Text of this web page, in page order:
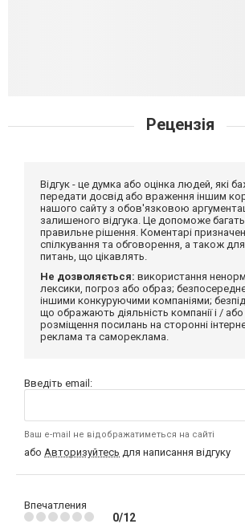
Рецензія
Відгук - це думка або оцінка людей, які
передати досвід або враження іншим
нашого сайту з обов'язковою
залишеного відгука. Це допоможе
правильне рішення. Коментарі
спілкування та обговорення, а також
питань, що цікавлять.
Не дозволяється: використання
лексики, погроз або образ;
іншими конкуруючими компаніями;
що ображають діяльність компанії і / або
розміщення посилань на сторонні
реклама та самореклама.
Введіть email:
Ваш e-mail не відображатиметься на сайті
або Авторизуйтесь для написання відгуку
Впечатления
0/12